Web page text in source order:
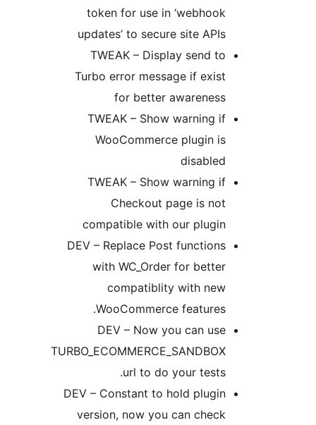
token for use in ‘webhook
updates’ to secure site APIs
TWEAK – Display send to
Turbo error message if exist
for better awareness
TWEAK – Show warning if
WooCommerce plugin is
TWEAK – Show warning if
Checkout page is not
compatible with our plugin
DEV – Replace Post functions
with WC_Order for better
compatiblity with new
WooCommerce features.
DEV – Now you can use
TURBO_ECOMMERCE_SANDBOX
url to do your tests.
DEV – Constant to hold plugin
version, now you can check